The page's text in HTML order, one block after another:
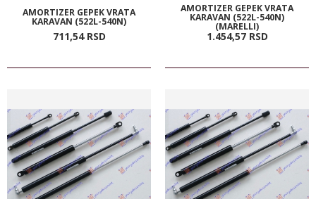
AMORTIZER GEPEK VRATA
KARAVAN (522L-540N)
711,54 RSD
AMORTIZER GEPEK VRATA
KARAVAN (522L-540N)
(MARELLI)
1.454,57 RSD